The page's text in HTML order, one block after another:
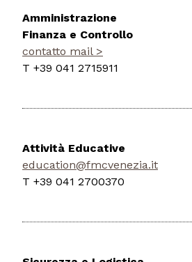
Amministrazione
Finanza e Controllo
contatto mail >
T +39 041 2715911
Attività Educative
education@fmcvenezia.it
T +39 041 2700370